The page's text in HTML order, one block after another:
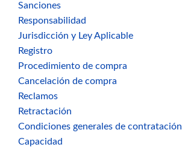
Sanciones
Responsabilidad
Jurisdicción y Ley Aplicable
Registro
Procedimiento de compra
Cancelación de compra
Reclamos
Retractación
Condiciones generales de contratación
Capacidad